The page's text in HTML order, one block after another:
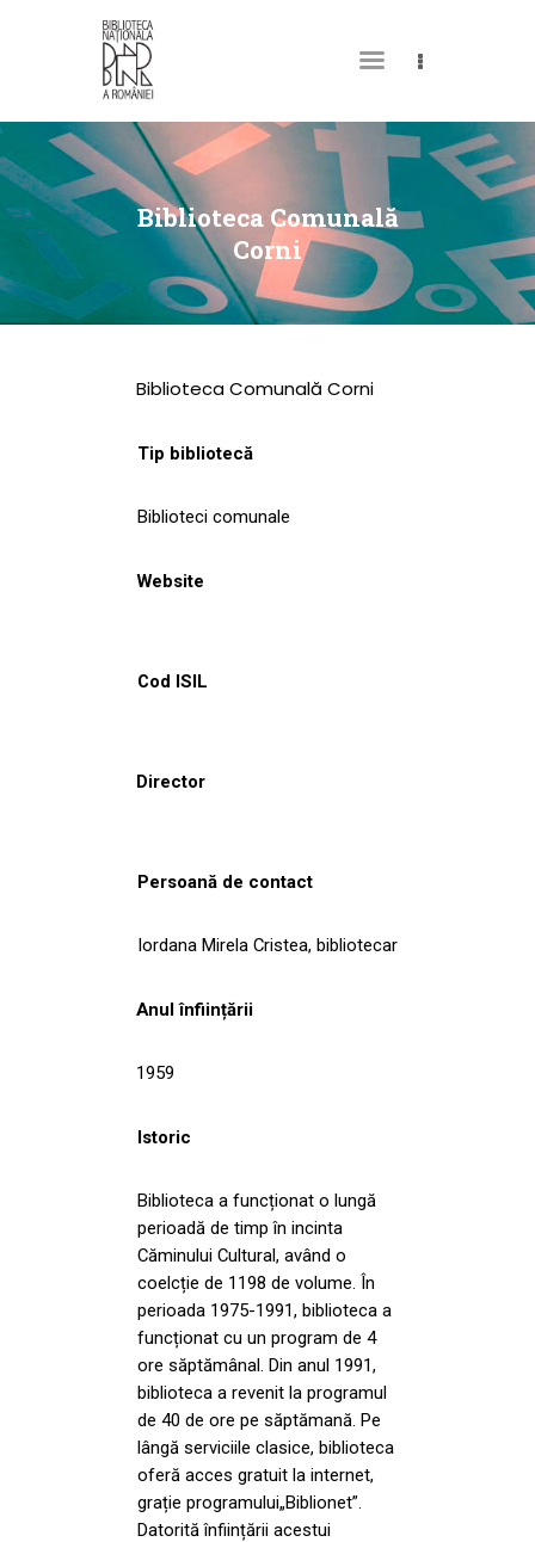
Biblioteca Comunală
Corni
DESPRE NOI
PERMISUL MEU DE
BIBLIOTECĂ
CATALOAGE ȘI
COLECȚII
CULTURALE
NOUTĂȚI
Biblioteca Comunală Corni
Tip bibliotecă
Biblioteci comunale
Website
Cod ISIL
Director
Persoană de contact
Iordana Mirela Cristea, bibliotecar
Anul înființării
1959
Istoric
Biblioteca a funcționat o lungă
perioadă de timp în incinta
Căminului Cultural, având o
coelcție de 1198 de volume. În
perioada 1975-1991, biblioteca a
funcționat cu un program de 4
ore săptămânal. Din anul 1991,
biblioteca a revenit la programul
de 40 de ore pe săptămană. Pe
lângă serviciile clasice, biblioteca
oferă acces gratuit la internet,
grație programului„Biblionet”.
Datorită înființării acestui